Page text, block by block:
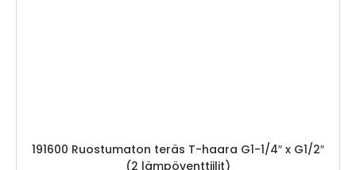
191600 Ruostumaton teräs T-haara G1-1/4″ x G1/2″
(2 lämpöventtiilit)